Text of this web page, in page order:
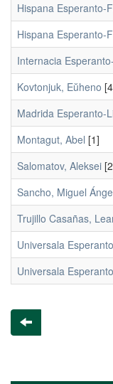
Hispana Esperanto-
Hispana Esperanto-
Internacia
Kovtonjuk, Eŭheno
Madrida Esperanto-
Montagut, Abel [1]
Salomatov, Aleksei
Sancho, Miguel
Trujillo Casañas,
Universala
Universala